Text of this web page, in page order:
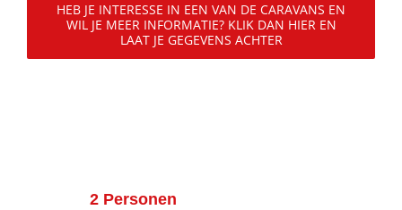
HEB JE INTERESSE IN EEN VAN DE CARAVANS EN
WIL JE MEER INFORMATIE? KLIK DAN HIER EN
LAAT JE GEGEVENS ACHTER
2 Personen